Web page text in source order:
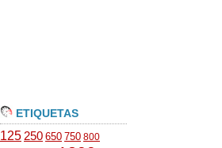
ETIQUETAS
125 250 650 750 800